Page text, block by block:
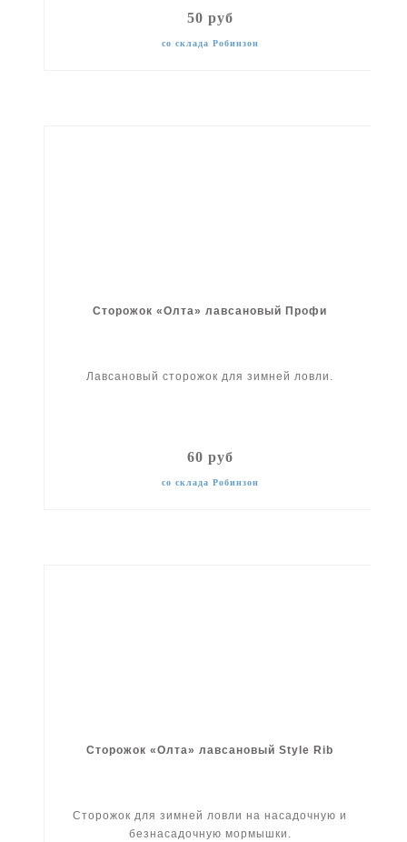
50 руб
со склада Робинзон
Сторожок «Олта» лавсановый Профи
Лавсановый сторожок для зимней ловли.
60 руб
со склада Робинзон
Сторожок «Олта» лавсановый Style Rib
Сторожок для зимней ловли на насадочную и
безнасадочную мормышки.